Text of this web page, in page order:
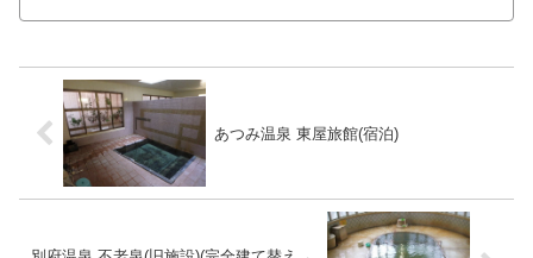
あつみ温泉 東屋旅館(宿泊)